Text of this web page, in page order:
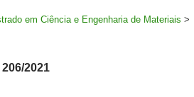
em Ciência e Engenharia de Materiais >
2021